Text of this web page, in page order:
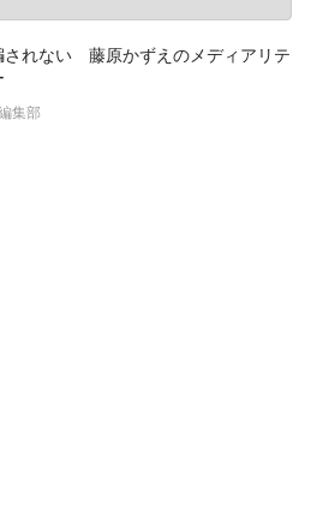
されない 藤原かずえのメディアリテ
集部